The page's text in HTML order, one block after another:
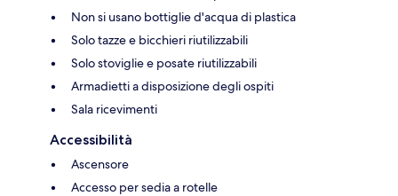
Non si usano bottiglie d'acqua di plastica
Solo tazze e bicchieri riutilizzabili
Solo stoviglie e posate riutilizzabili
Armadietti a disposizione degli ospiti
Sala ricevimenti
Accessibilità
Ascensore
Accesso per sedia a rotelle